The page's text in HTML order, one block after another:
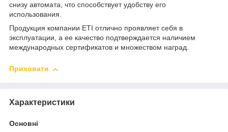
снизу автомата, что способствует удобству его
использования.
Продукция компании ETI отлично проявляет себя в
эксплуатации, а ее качество подтверждается наличием
международных сертификатов и множеством наград.
Приховати
Характеристики
Основні